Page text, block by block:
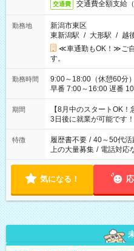
交通費 交通費全額支給
勤務地
新潟市東区
東新潟駅 / 大形駅 / 越
≪車通勤もOK！≫ご自
す。
勤務時間
9:00～18:00（休憩60分） ■ご希望があれば下記シフトもOK！
早番 7:00～16:00 遅番
と休みを合わせたい」
「できれば残業はした
ね。 ※Wワーク希望の方へ 今ご覧のお仕事で希望する勤務時間
と、もう1つのお仕事の
合は応募できません。
期間
【8月中のスタートOK
3日後に就業が可能です！
特徴 履歴書不要 / 40～50代活
上の大量募集 / 電話対応
気になる！